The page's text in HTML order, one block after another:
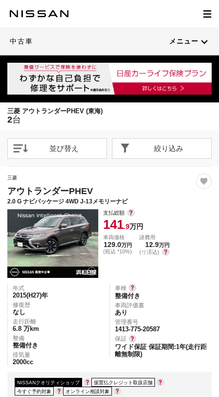
中古車 メニュー
三菱 アウトランダーPHEV (東海)
2台
並び替え 絞り込み
58
閉じる
三菱
アウトランダーPHEV
2.0 G ナビパッケージ 4WD J-13メモリーナビ
支払総額
141.9万円
車両価格
129.0万円
(税込 *10%)
諸費用
12.9万円
(リ済込)
年式
2015(H27)年
修復歴
なし
走行距離
6.8 万km
整備
整備付き
排気量
2000cc
車検
整備付き
車両評価書
あり
管理番号
1413-775-20587
保証
ワイド保証 保証期間:1年(走行距
離無制限)
NISSANクオリティショップ
据置払クレジット取扱店舗
今すぐ予約対象
オンライン相談対象
64
閉じる